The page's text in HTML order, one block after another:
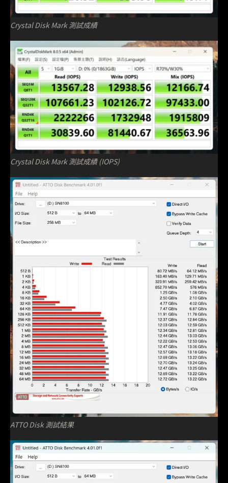
Crystal Disk Mark 測試成績
Crystal Disk Mark 測試成績 (IOPS)
ATTO Disk 測試結果